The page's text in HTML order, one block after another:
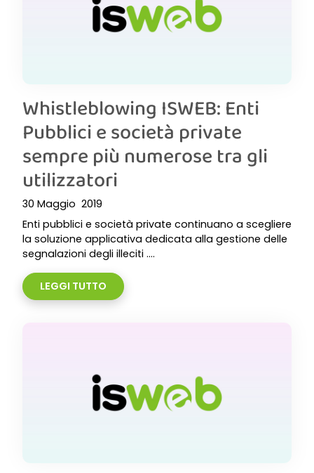
Whistleblowing ISWEB: Enti
Pubblici e società private
sempre più numerose tra gli
utilizzatori
30 Maggio 2019
Enti pubblici e società private continuano a scegliere
la soluzione applicativa dedicata alla gestione delle
segnalazioni degli illeciti ....
LEGGI TUTTO